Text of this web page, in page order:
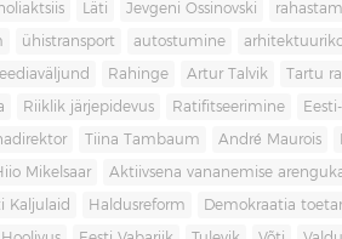
Läti Jevgeni Ossinovski
ühistransport autostumine
Rahinge Artur Talvik Tartu
Riiklik järjepidevus Ratifitseerimine
Tiina Tambaum André Maurois
Mikelsaar Aktiivsena vananemise
Kaljulaid Haldusreform Demokraatia